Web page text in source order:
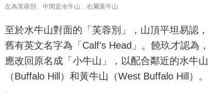
左為芙蓉別、中間是水牛山、右屬黃牛山
至於水牛山對面的「芙蓉別」，山頂平坦易認，
舊有英文名字為「Calf’s Head」。饒玖才認為，
應改回原名成「小牛山」，以配合鄰近的水牛山
（Buffalo Hill）和黃牛山（West Buffalo Hill）。